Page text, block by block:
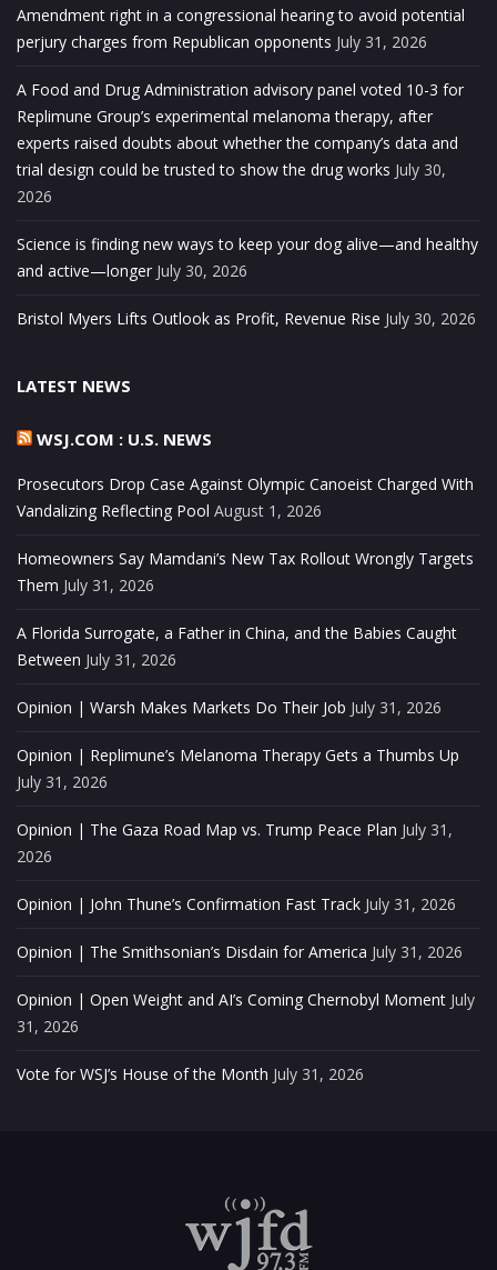
Amendment right in a congressional hearing to avoid potential
perjury charges from Republican opponents July 31, 2026
A Food and Drug Administration advisory panel voted 10-3 for
Replimune Group’s experimental melanoma therapy, after
experts raised doubts about whether the company’s data and
trial design could be trusted to show the drug works July 30,
2026
Science is finding new ways to keep your dog alive—and healthy
and active—longer July 30, 2026
Bristol Myers Lifts Outlook as Profit, Revenue Rise July 30, 2026
LATEST NEWS
WSJ.COM : U.S. NEWS
Prosecutors Drop Case Against Olympic Canoeist Charged With
Vandalizing Reflecting Pool August 1, 2026
Homeowners Say Mamdani’s New Tax Rollout Wrongly Targets
Them July 31, 2026
A Florida Surrogate, a Father in China, and the Babies Caught
Between July 31, 2026
Opinion | Warsh Makes Markets Do Their Job July 31, 2026
Opinion | Replimune’s Melanoma Therapy Gets a Thumbs Up
July 31, 2026
Opinion | The Gaza Road Map vs. Trump Peace Plan July 31,
2026
Opinion | John Thune’s Confirmation Fast Track July 31, 2026
Opinion | The Smithsonian’s Disdain for America July 31, 2026
Opinion | Open Weight and AI’s Coming Chernobyl Moment July
31, 2026
Vote for WSJ’s House of the Month July 31, 2026